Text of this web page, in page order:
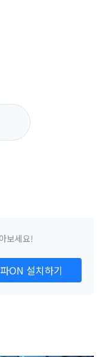
보세요!
ON 설치하기